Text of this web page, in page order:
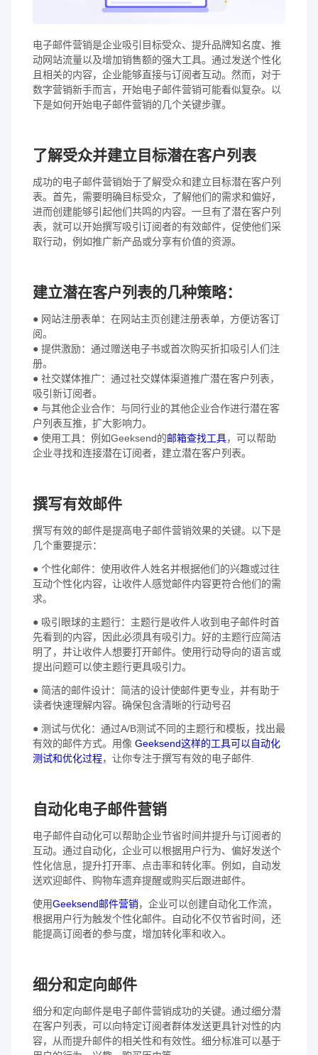
电子邮件营销是企业吸引目标受众、提升品牌知名度、推
动网站流量以及增加销售额的强大工具。通过发送个性化
且相关的内容，企业能够直接与订阅者互动。然而，对于
数字营销新手而言，开始电子邮件营销可能看似复杂。以
下是如何开始电子邮件营销的几个关键步骤。
了解受众并建立目标潜在客户列表
成功的电子邮件营销始于了解受众和建立目标潜在客户列
表。首先，需要明确目标受众，了解他们的需求和偏好，
进而创建能够引起他们共鸣的内容。一旦有了潜在客户列
表，就可以开始撰写吸引订阅者的有效邮件，促使他们采
取行动，例如推广新产品或分享有价值的资源。
建立潜在客户列表的几种策略：
● 网站注册表单：在网站主页创建注册表单，方便访客订
阅。
● 提供激励：通过赠送电子书或首次购买折扣吸引人们注
册。
● 社交媒体推广：通过社交媒体渠道推广潜在客户列表，
吸引新订阅者。
● 与其他企业合作：与同行业的其他企业合作进行潜在客
户列表互推，扩大影响力。
● 使用工具：例如Geeksend的邮箱查找工具，可以帮助
企业寻找和连接潜在订阅者，建立潜在客户列表。
撰写有效邮件
撰写有效的邮件是提高电子邮件营销效果的关键。以下是
几个重要提示：
● 个性化邮件：使用收件人姓名并根据他们的兴趣或过往
互动个性化内容，让收件人感觉邮件内容更符合他们的需
求。
● 吸引眼球的主题行：主题行是收件人收到电子邮件时首
先看到的内容，因此必须具有吸引力。好的主题行应简洁
明了，并让收件人想要打开邮件。使用行动导向的语言或
提出问题可以使主题行更具吸引力。
● 简洁的邮件设计：简洁的设计使邮件更专业，并有助于
读者快速理解内容。确保包含清晰的行动号召
● 测试与优化：通过A/B测试不同的主题行和模板，找出最
有效的邮件方式。用像 Geeksend这样的工具可以自动化
测试和优化过程，让你专注于撰写有效的电子邮件.
自动化电子邮件营销
电子邮件自动化可以帮助企业节省时间并提升与订阅者的
互动。通过自动化，企业可以根据用户行为、偏好发送个
性化信息，提升打开率、点击率和转化率。例如，自动发
送欢迎邮件、购物车遗弃提醒或购买后跟进邮件。
使用Geeksend邮件营销，企业可以创建自动化工作流，
根据用户行为触发个性化邮件。自动化不仅节省时间，还
能提高订阅者的参与度，增加转化率和收入。
细分和定向邮件
细分和定向邮件是电子邮件营销成功的关键。通过细分潜
在客户列表，可以向特定订阅者群体发送更具针对性的内
容，从而提升邮件的相关性和有效性。细分标准可以基于